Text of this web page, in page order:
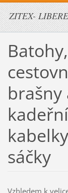
ZITEX-
sáčky
Vzhledem k